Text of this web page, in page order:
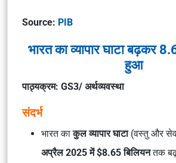
Source: PIB
भारत का व्यापार घाटा बढ़कर
हुआ
पाठ्यक्रम: GS3/ अर्थव्यवस्था
संदर्भ
भारत काकुल व्यापार घाटा(वस्तु और
अप्रैल 2025 में $8.65 बिलियनतक